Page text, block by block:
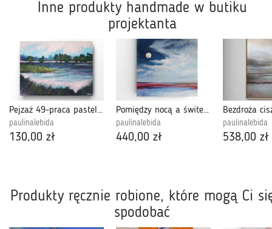
Inne produkty handmade w butiku
projektanta
Pejzaż 49-praca pastelami
paulinalebida
130,00 zł
Pomiędzy nocą a świtem-obraz akrylowy
paulinalebida
440,00 zł
paulinalebida
538,00 zł
Produkty ręcznie robione, które mogą Ci
spodobać